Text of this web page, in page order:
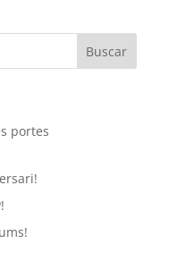
portes